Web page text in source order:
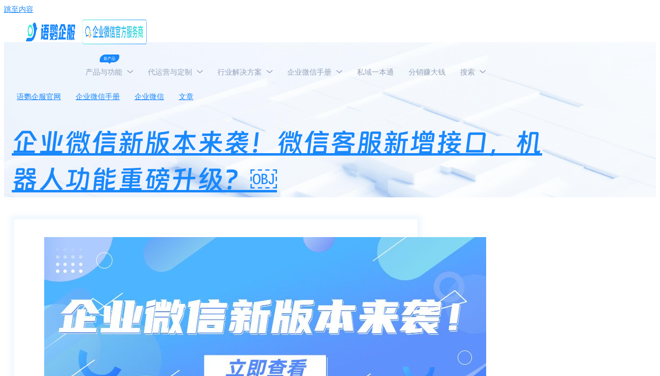
跳至内容
新产品
产品与功能 代运营与定制 行业解决方案 企业微信手册 私域一本通 分销赚大钱 搜索
语鹦企服官网 企业微信手册 企业微信 文章 企业微信新版本来袭！微信客服新增接口，机器人功能重磅升级？￼
企业微信新版本来袭！微信客服新增接口，机
器人功能重磅升级？￼